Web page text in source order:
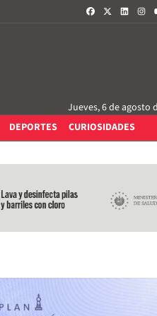
FACEBOOK
Jueves, 6 de agosto
DEPORTES CURIOSIDADES